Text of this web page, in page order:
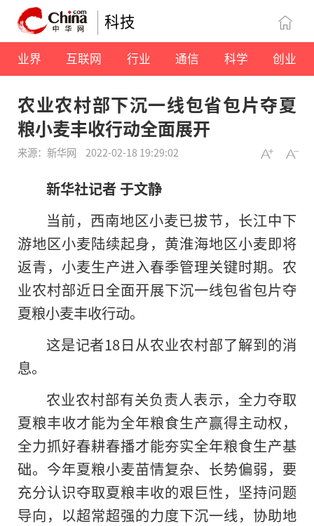
科技
业界 互联网 行业 通信 科学 创业
农业农村部下沉一线包省包片夺夏
粮小麦丰收行动全面展开
来源：新华网 2022-02-18 19:29:02
新华社记者 于文静
当前，西南地区小麦已拔节，长江中下
游地区小麦陆续起身，黄淮海地区小麦即将
返青，小麦生产进入春季管理关键时期。农
业农村部近日全面开展下沉一线包省包片夺
夏粮小麦丰收行动。
这是记者18日从农业农村部了解到的消
息。
农业农村部有关负责人表示，全力夺取
夏粮丰收才能为全年粮食生产赢得主动权，
全力抓好春耕春播才能夯实全年粮食生产基
础。今年夏粮小麦苗情复杂、长势偏弱，要
充分认识夺取夏粮丰收的艰巨性，坚持问题
导向，以超常超强的力度下沉一线，协助地